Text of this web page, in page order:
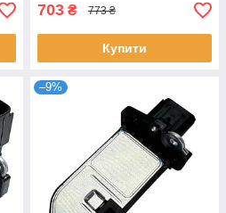
703 ₴ 773 ₴
Купити
–9%